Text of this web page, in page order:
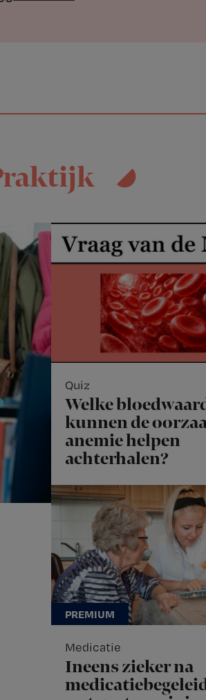
Quiz
Welke
kunnen de
anemie helpen
achterhalen?
Medicatie
Ineens zieker na